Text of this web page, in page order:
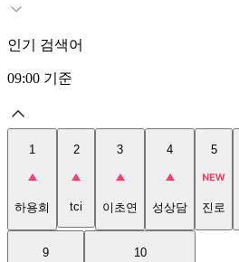
인기 검색어
09:00 기준
1
하용희
2
tci
3
이초연
4
성상담
5
진로
9 10